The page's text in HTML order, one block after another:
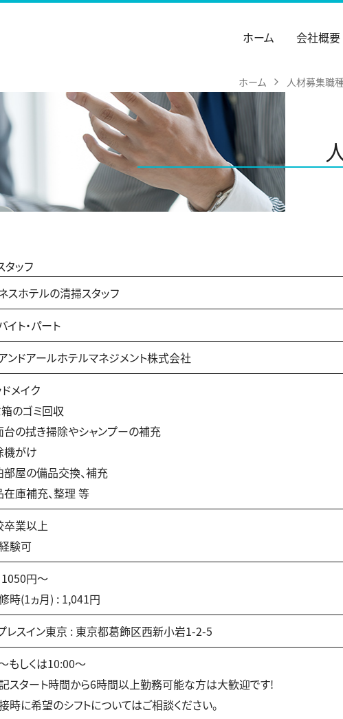
ホーム 会社概要
ホーム 人材募集職種
ッフ
スホテルの清掃スタッフ
イト・パート
ンドアールホテルマネジメント株式会社
ドメイク
箱のゴミ回収
台の拭き掃除やシャンプーの補充
機がけ
部屋の備品交換、補充
在庫補充、整理 等
卒業以上
験可
円〜
時(1ヵ月) : 1,041円
レスイン東京 : 東京都葛飾区西新小岩1-2-5
もしくは10:00〜
スタート時間から6時間以上勤務可能な方は大歓迎です!
時に希望のシフトについてはご相談ください。